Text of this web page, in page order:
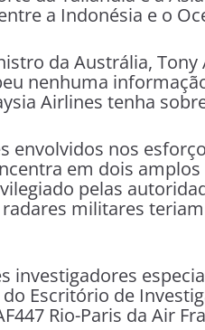
a Indonésia e o
da Austrália,
nenhuma
Airlines tenha
envolvidos nos
em dois
pelas
militares
investigadores
Escritório de
Rio-Paris da Air